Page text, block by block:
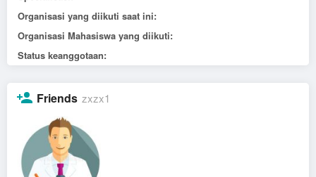
Organisasi yang diikuti saat ini:
Organisasi Mahasiswa yang diikuti:
Status keanggotaan:
Friends zxzx1